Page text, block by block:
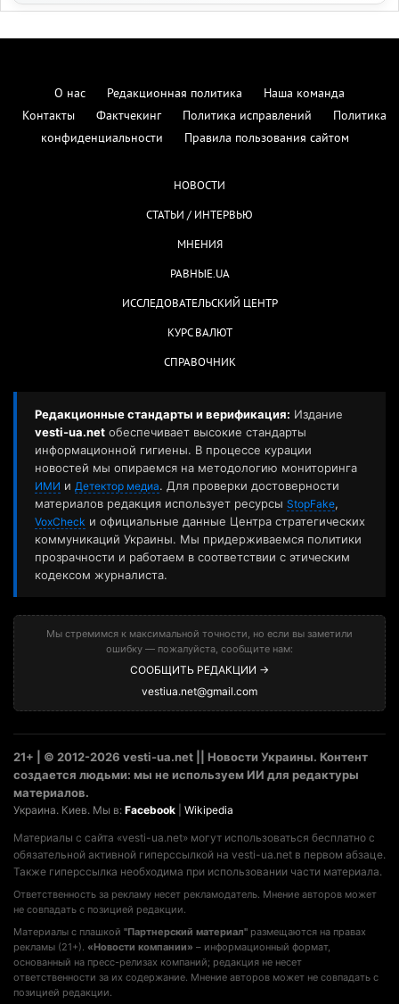
О нас Редакционная политика
Наша команда
Контакты
Фактчекинг Политика исправлений
Политика
конфиденциальности
Правила пользования сайтом
НОВОСТИ
СТАТЬИ / ИНТЕРВЬЮ
МНЕНИЯ
РАВНЫЕ.UA
ИССЛЕДОВАТЕЛЬСКИЙ ЦЕНТР
КУРС ВАЛЮТ
СПРАВОЧНИК
Редакционные стандарты и верификация: Издание
vesti-ua.net обеспечивает высокие стандарты
информационной гигиены. В процессе курации
новостей мы опираемся на методологию мониторинга
ИМИ и Детектор медиа. Для проверки достоверности
материалов редакция использует ресурсы StopFake,
VoxCheck и официальные данные Центра стратегических
коммуникаций Украины. Мы придерживаемся политики
прозрачности и работаем в соответствии с этическим
кодексом журналиста.
Мы стремимся к максимальной точности, но если вы заметили
ошибку — пожалуйста, сообщите нам:
СООБЩИТЬ РЕДАКЦИИ →
vestiua.net@gmail.com
21+ | © 2012-2026 vesti-ua.net || Новости Украины. Контент
создается людьми: мы не используем ИИ для редактуры
материалов.
Украина. Киев. Мы в: Facebook Wikipedia
Материалы с сайта «vesti-ua.net» могут использоваться бесплатно с
обязательной активной гиперссылкой на vesti-ua.net в первом абзаце.
Также гиперссылка необходима при использовании части материала.
Ответственность за рекламу несет рекламодатель. Мнение авторов может
не совпадать с позицией редакции.
Материалы с плашкой "Партнерский материал" размещаются на правах
рекламы (21+). «Новости компании» – информационный формат,
основанный на пресс-релизах компаний; редакция не несет
ответственности за их содержание. Мнение авторов может не совпадать с
позицией редакции.